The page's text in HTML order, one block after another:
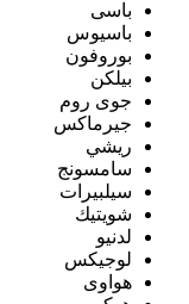
باسى
باسيوس
بوروفون
بيلكن
جوى روم
جيرماكس
ريشي
سامسونج
سيلبيرات
شويتيك
لدنيو
لوجيكس
هواوى